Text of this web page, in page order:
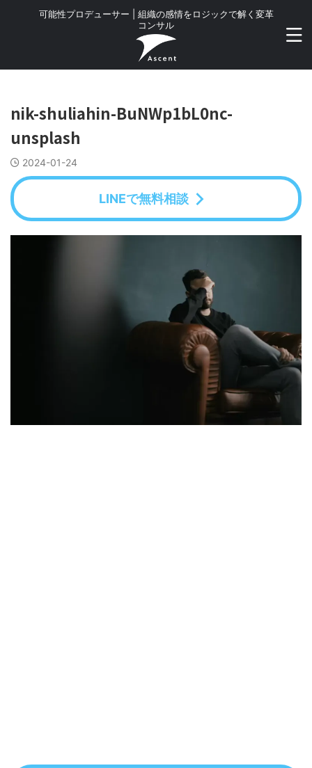
可能性プロデューサー | 組織の感情をロジックで解く変革
コンサル
nik-shuliahin-BuNWp1bL0nc-
unsplash
2024-01-24
LINEで無料相談